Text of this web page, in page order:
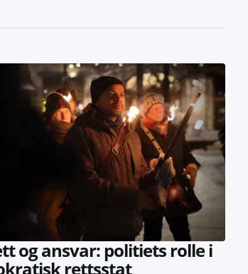
og ansvar: politiets rolle i
rettsstat